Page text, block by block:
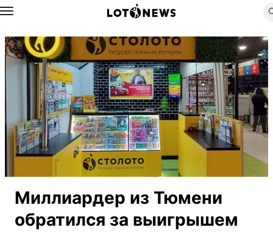
Назад
Миллиардер из Тюмени
обратился за выигрышем